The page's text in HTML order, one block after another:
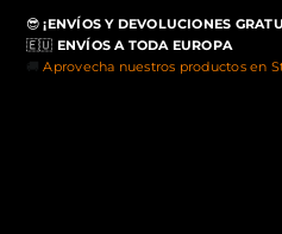
contenido
😎 ¡ENVÍOS Y DEVOLUCIONES
🇪🇺 ENVÍOS A TODA EUROPA
🚚Aprovecha nuestros productos en